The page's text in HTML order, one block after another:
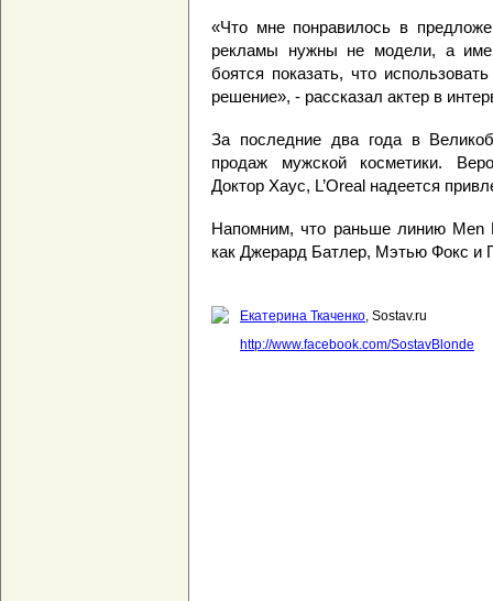
«Что мне понравилось в
рекламы нужны не модели, а
боятся показать, что
решение», - рассказал актер в
За последние два года в
продаж мужской косметики.
Доктор Хаус, L’Oreal надеется
Напомним, что раньше линию Men
как Джерард Батлер, Мэтью Фокс и
Екатерина Ткаченко, Sostav.ru
http://www.facebook.com/SostavBlonde